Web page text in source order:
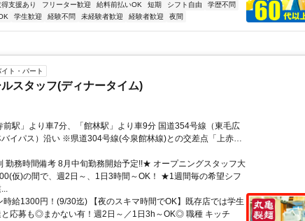
支援あり フリーター歓迎 給料前払いOK 短期 シフト自由
学歴不問
学生歓迎 経験不問 未経験者歓迎 経験者歓迎 夜間
イト・パート
スタッフ(ディナータイム)
前駅」より車7分、「館林駅」より車9分 国道354号線（東毛広
イパス）沿い ※県道304号線(今泉館林線)との交差点「上赤生
バイク通勤OK！ガソリン代も規定支給！ ★自転車通勤も可！
負担、店にある場合は利用可） ★近隣にドラッグストアやス
務前後のお買い物も便利♪
勤務時間備考 8月中旬勤務開始予定!!★ オープニングスタッフ大
仮)の間で、週2日～、1日3時間～OK！ ★1週間毎の希望シフ
時給1300円！(9/30迄) 【夜のスキマ時間でOK】既存店では学生
と応募も◎まかない有！週2日～／1日3h～OK◎ 職種 キッチ